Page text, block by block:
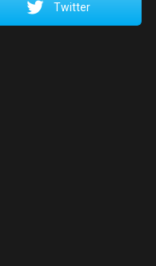
Twitter